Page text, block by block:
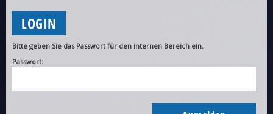
LOGIN
Bitte geben Sie das Passwort für den internen Bereich ein.
Passwort: